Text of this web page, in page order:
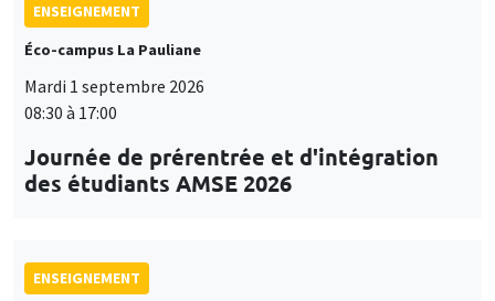
ENSEIGNEMENT
Éco-campus La Pauliane
Mardi 1 septembre 2026
08:30 à 17:00
Journée de prérentrée et d'intégration
des étudiants AMSE 2026
ENSEIGNEMENT